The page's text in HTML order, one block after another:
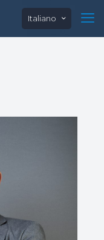
Italiano